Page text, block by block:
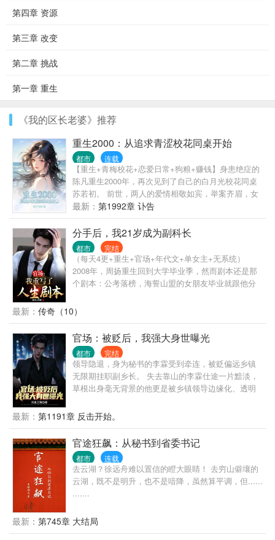
第四章 资源
第三章 改变
第二章 挑战
第一章 重生
《我的区长老婆》推荐
重生2000：从追求青涩校花同桌开始
都市 连载
【重生+青梅校花+恋爱日常+狗粮+赚钱】身患绝症的
陈凡重生2000年，再次见到了自己的白月光校花同桌
苏若初。 前世，两人的爱情相敬如宾，举案齐眉，女
友却因为一场车祸意外身亡。陈凡抱憾终身。 这一
世，陈凡发誓绝不放手，要创造一个崭新的商业帝
国，给她最完美的爱情跟未来。 “苏若初，这辈子我要
牵着你的手，看尽星河灿烂，人间繁华！”
最新： 第1992章 讣告
分手后，我21岁成为副科长
都市 完结
（每天4更+重生+官场+年代文+单女主+无系统）
2008年，周扬重生回到大学毕业季，然而剧本还是那
个剧本：公考落榜，海誓山盟的女朋友毕业就跟他分
占尽先机的周扬却变得不再茫然，因为他清楚，尽管
眼前的起点很低，但是青云大道却尽在眼前……这一
次，他要勇攀高峰，登临权位。
最新： 传奇（10）
官场：被贬后，我强大身世曝光
都市 完结
领导隐退，身为秘书的李霖受到牵连，被贬偏远乡镇
无限期挂职副乡长。 失去靠山的李霖仕途一片黯淡，
草根出身毫无背景的他更是被乡镇领导边缘化、透明
时，他的贵人从天而降，自此平步青云，无人能挡。
原来，他最大的靠山，竟然就是他自己！
最新： 第1191章 反击开始。
官途狂飙：从秘书到省委书记
都市 连载
去云湖？徐远舟难以置信的瞪大眼睛！ 去穷山僻壤的
云湖，既不是明升，也不是喑降，虽然算平调，但......
.......
最新： 第745章 大结局